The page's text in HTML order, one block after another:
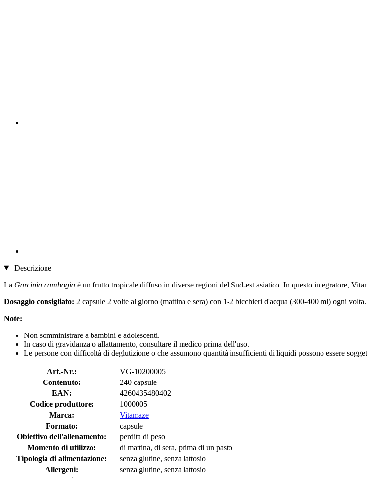
Descrizione
La Garcinia cambogia è un frutto tropicale diffuso in diverse regioni del Sud-est asiatico. In questo integratore,
Dosaggio consigliato: 2 capsule 2 volte al giorno (mattina e sera) con 1-2 bicchieri d'acqua (300-400 ml) ogni volta.
Note:
Non somministrare a bambini e adolescenti.
In caso di gravidanza o allattamento, consultare il medico prima dell'uso.
Le persone con difficoltà di deglutizione o che assumono quantità insufficienti di liquidi possono essere
Art.-Nr.:
VG-10200005
Contenuto:
240 capsule
EAN:
4260435480402
Codice produttore:
1000005
Marca:
Vitamaze
Formato:
capsule
Obiettivo dell'allenamento:
perdita di peso
Momento di utilizzo:
di mattina, di sera, prima di un pasto
Tipologia di alimentazione:
senza glutine, senza lattosio
Allergeni:
senza glutine, senza lattosio